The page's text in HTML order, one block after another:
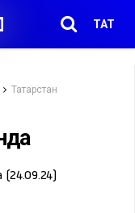
ТАТ
Татарстан
(24.09.24)